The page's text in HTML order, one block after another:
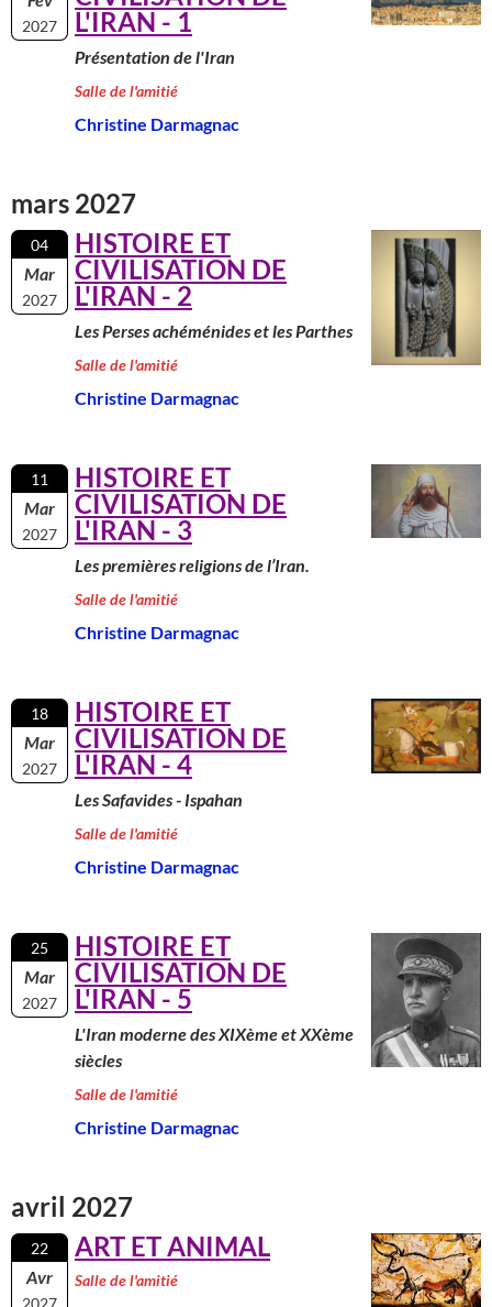
2027
L'IRAN - 1
Présentation de l'Iran
Salle de l'amitié
Christine Darmagnac
mars 2027
04
Mar
2027
HISTOIRE ET
CIVILISATION DE
L'IRAN - 2
Les Perses achéménides et les Parthes
Salle de l'amitié
Christine Darmagnac
11
Mar
2027
HISTOIRE ET
CIVILISATION DE
L'IRAN - 3
Les premières religions de l’Iran.
Salle de l'amitié
Christine Darmagnac
18
Mar
2027
HISTOIRE ET
CIVILISATION DE
L'IRAN - 4
Les Safavides - Ispahan
Salle de l'amitié
Christine Darmagnac
25
Mar
2027
HISTOIRE ET
CIVILISATION DE
L'IRAN - 5
L'Iran moderne des XIXème et XXème
siècles
Salle de l'amitié
Christine Darmagnac
avril 2027
22
Avr
ART ET ANIMAL
Salle de l'amitié